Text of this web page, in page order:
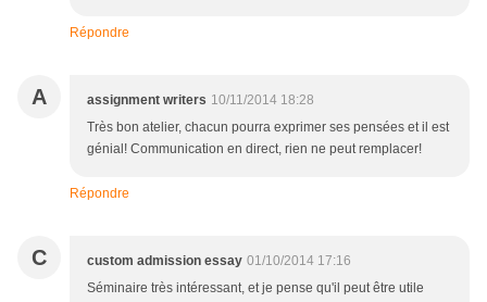
Répondre
A assignment writers 10/11/2014 18:28
Très bon atelier, chacun pourra exprimer ses pensées et il est
génial! Communication en direct, rien ne peut remplacer!
Répondre
C custom admission essay 01/10/2014 17:16
Séminaire très intéressant, et je pense qu'il peut être utile